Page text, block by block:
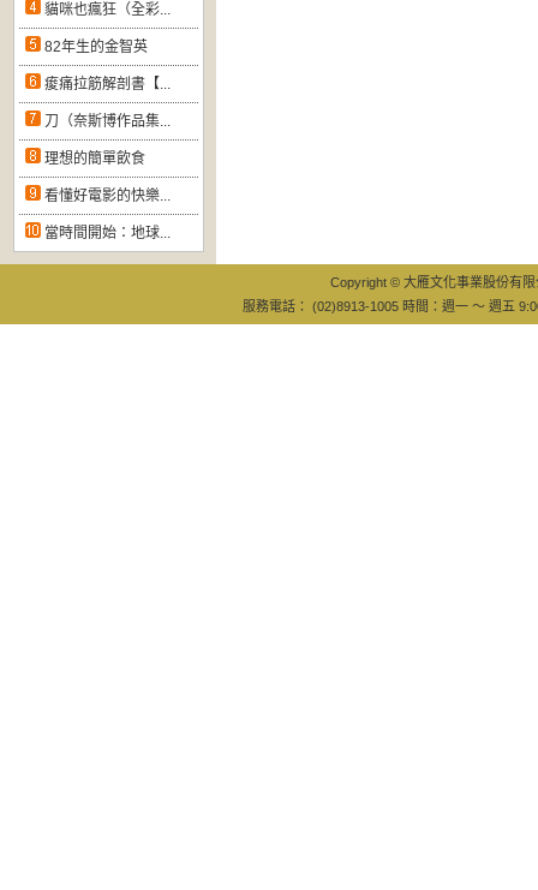
貓咪也瘋狂（全彩...
82年生的金智英
痠痛拉筋解剖書【...
刀（奈斯博作品集...
理想的簡單飲食
看懂好電影的快樂...
當時間開始：地球...
Copyright © 大雁文化事業股份有
服務電話： (02)8913-1005 時間：週一 ～ 週五